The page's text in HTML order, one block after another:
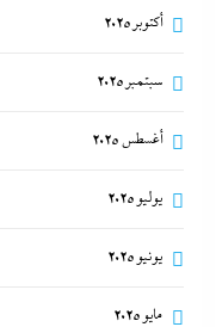
أكتوبر 2025
سبتمبر 2025
أغسطس 2025
يوليو 2025
يونيو 2025
مايو 2025